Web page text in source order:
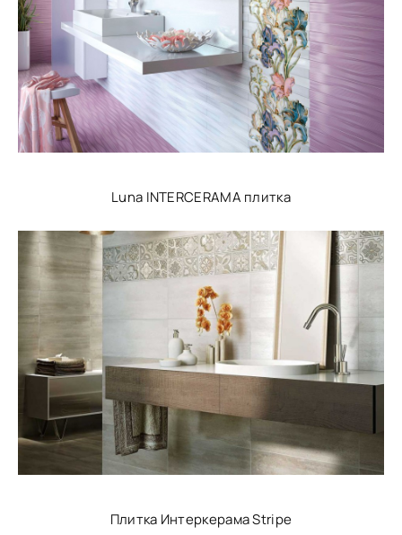
Luna INTERCERAMA плитка
Плитка Интеркерама Stripe